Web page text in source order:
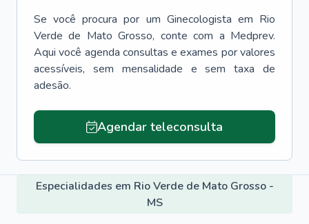
Se você procura por um Ginecologista em Rio
Verde de Mato Grosso, conte com a Medprev.
Aqui você agenda consultas e exames por valores
acessíveis, sem mensalidade e sem taxa de
adesão.
Agendar teleconsulta
Especialidades em Rio Verde de Mato Grosso -
MS